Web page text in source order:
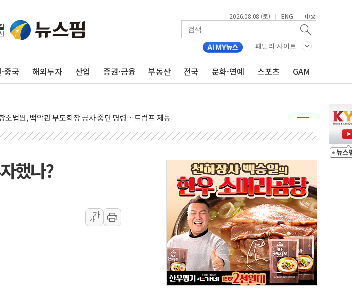
2026.08.08 (토) | ENG | 中文
패밀리 사이트
중국 해외투자 산업 증권·금융 부동산 전국 문화·연예 스포츠 GAM
준 매파 기세 꺾이나…고용 감소에 9월 동결 전망 우세
] 이슬람 수니파 3국, '공동방위협정' 체결… 이스라엘·이란 위협에 맞설 자체 억지력 강화
소법원, 백악관 무도회장 공사 중단 명령…트럼프 제동
핵심 원유 수출항 '하르그섬', 최근 1주일 이상 '올스톱'… 美 해상봉쇄 영향
뉴스] 뉴욕 반도체주 프리뷰...美 고용 쇼크에 반도체주 '활짝'
증시 프리뷰, 美 고용 쇼크에 금리 인상 우려 후퇴…나스닥 선물 1%대 상승
합] 美 7월 고용 2만3000명 감소 '쇼크'…9월 금리 인상 기대 후퇴
진] 이슬람 수니파 3개국, 공동방위협정 체결
욕증시 개장 전 특징주...아틀라시안·클라우드플레어·태양광주↑ VS 트레이드데스크·웬디스↓
부, 미 DPAA와 MOU… "6·25 미군 실종자 7359명 끝까지 찾겠다"
"해남 태양광, 대한민국 다음 100년 밑거름…수도권 집중 완화 전환점"
했나?
가
가